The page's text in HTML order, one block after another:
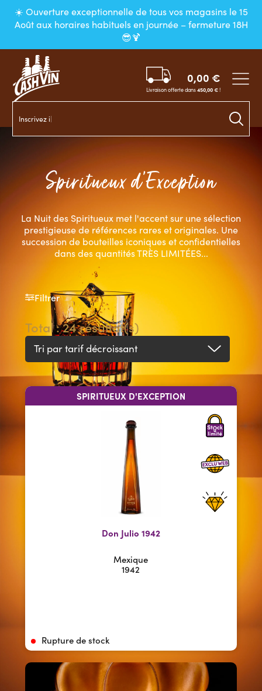
☀️ Ouverture exceptionnelle de tous vos magasins le 15
Août aux horaires habituels en journée – fermeture 18H
😎🍹
Inscrivez ici votre r
0,00 €
Livraison offerte dans450,00€!
Spiritueux d'Exception
La Nuit des Spiritueux met l'accent sur une sélection
prestigieuse de références rares et originales. Une
succession de bouteilles iconiques et confidentielles
dans des quantités TRÈS LIMITÉES...
Filtrer
Total : 24 résultat(s)
Tri par tarif décroissant
SPIRITUEUX D'EXCEPTION
Don Julio 1942
Mexique
1942
Rupture de stock
Panneau de gestion des cookies